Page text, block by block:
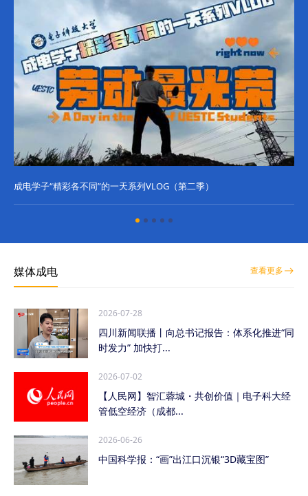
成电学子“精彩各不同”的一天系列VLOG（第二季）
媒体成电 查看更多
2026-07-28
四川新闻联播丨向总书记报告：体系化推进“同
时发力” 加快打...
2026-07-02
【人民网】智汇蓉城・共创价值｜电子科大经
管低空经济（成都...
2026-06-26
中国科学报：“画”出江口沉银“3D藏宝图”